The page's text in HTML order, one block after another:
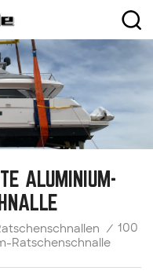
ALUMINIUM-
/ 100
Ratschenschnalle